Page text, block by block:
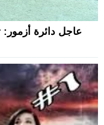
عاجل دائرة أزمور: